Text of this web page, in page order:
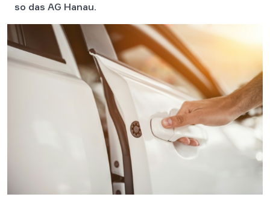
so das AG Hanau.